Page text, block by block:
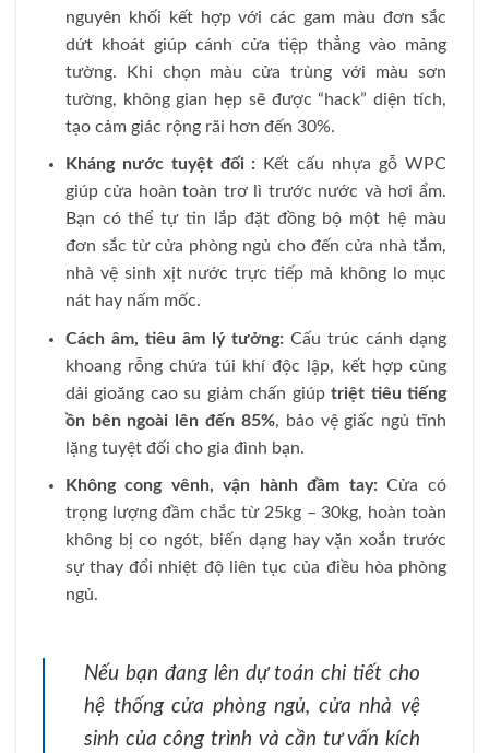
nguyên khối kết hợp với các gam màu đơn sắc
dứt khoát giúp cánh cửa tiệp thẳng vào mảng
tường. Khi chọn màu cửa trùng với màu sơn
tường, không gian hẹp sẽ được “hack” diện tích,
tạo cảm giác rộng rãi hơn đến 30%.
Kháng nước tuyệt đối : Kết cấu nhựa gỗ WPC
giúp cửa hoàn toàn trơ lì trước nước và hơi ẩm.
Bạn có thể tự tin lắp đặt đồng bộ một hệ màu
đơn sắc từ cửa phòng ngủ cho đến cửa nhà tắm,
nhà vệ sinh xịt nước trực tiếp mà không lo mục
nát hay nấm mốc.
Cách âm, tiêu âm lý tưởng:Cấu trúc cánh dạng
khoang rỗng chứa túi khí độc lập, kết hợp cùng
dải gioăng cao su giảm chấn giúptriệt tiêu tiếng
ồn bên ngoài lên đến 85%, bảo vệ giấc ngủ tĩnh
lặng tuyệt đối cho gia đình bạn.
Không cong vênh, vận hành đầm tay:Cửa có
trọng lượng đầm chắc từ 25kg – 30kg, hoàn toàn
không bị co ngót, biến dạng hay vặn xoắn trước
sự thay đổi nhiệt độ liên tục của điều hòa phòng
ngủ.
Nếu bạn đang lên dự toán chi tiết cho
hệ thống cửa phòng ngủ, cửa nhà vệ
sinh của công trình và cần tư vấn kích